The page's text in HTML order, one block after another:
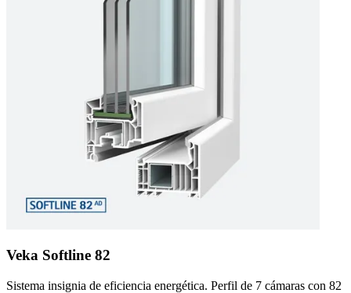
Veka Softline 82
Sistema insignia de eficiencia energética. Perfil de 7 cámaras con 82